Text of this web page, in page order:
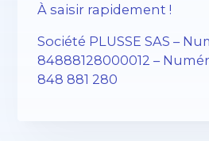
À saisir rapidement !
Société PLUSSE SAS –
84888128000012 –
848 881 280